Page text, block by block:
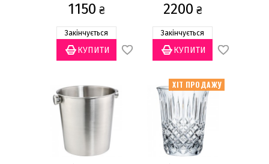
Декантери
Відра для льоду і шампанського
Набори
Аератори для вина
Ціна
грн
1150 ₴
Закінчується
2200 ₴
Закінчується
ХІТ ПРОДАЖУ